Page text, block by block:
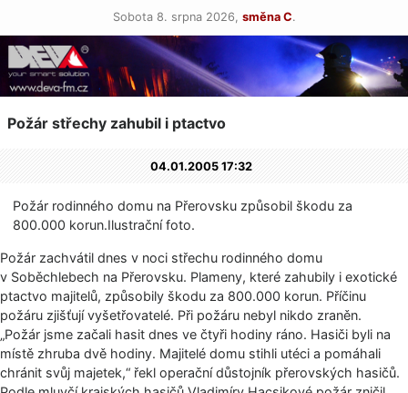
Sobota 8. srpna 2026, směna C.
Požár střechy zahubil i ptactvo
04.01.2005 17:32
Požár rodinného domu na Přerovsku způsobil škodu za
800.000 korun­.Ilustrační fo­to.
Požár zachvátil dnes v noci střechu rodinného domu
v Soběchlebech na Přerovsku. Plameny, které zahubily i exotické
ptactvo majitelů, způsobily škodu za 800.000 korun. Příčinu
požáru zjišťují vyšetřovatelé. Při požáru nebyl nikdo zraněn.
„Požár jsme začali hasit dnes ve čtyři hodiny ráno. Hasiči byli na
místě zhruba dvě hodiny. Majitelé domu stihli utéci a pomáhali
chránit svůj majetek,“ řekl operační důstojník přerovských hasičů.